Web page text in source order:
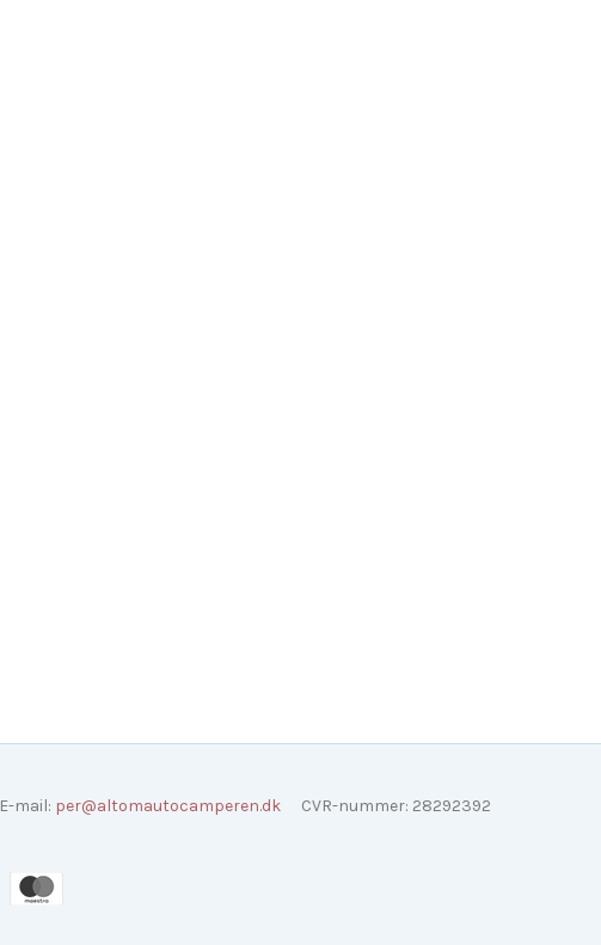
E-mail: per@altomautocamperen.dk CVR-nummer: 28292392